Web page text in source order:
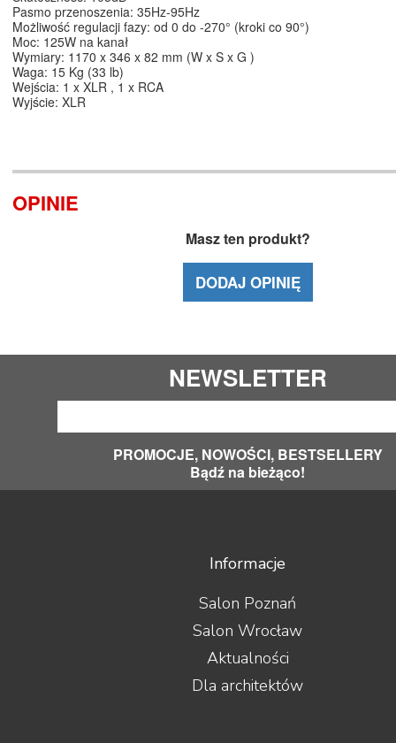
Pasmo przenoszenia: 35Hz-95Hz
Możliwość regulacji fazy: od 0 do -270° (kroki co 90°)
Moc: 125W na kanał
Wymiary: 1170 x 346 x 82 mm (W x S x G )
Waga: 15 Kg (33 lb)
Wejścia: 1 x XLR , 1 x RCA
Wyjście: XLR
OPINIE
Masz ten produkt?
DODAJ OPINIĘ
NEWSLETTER
PROMOCJE, NOWOŚCI, BESTSELLERY
Bądź na bieżąco!
Informacje
Salon Poznań
Salon Wrocław
Aktualności
Dla architektów